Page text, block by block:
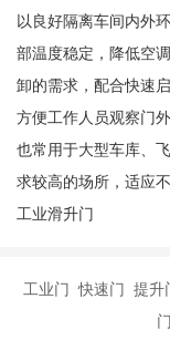
以良好隔离车间内外
部温度稳定，降低空
卸的需求，配合快速
方便工作人员观察门
也常用于大型车库、
求较高的场所，适应
工业滑升门
工业门 快速门 提